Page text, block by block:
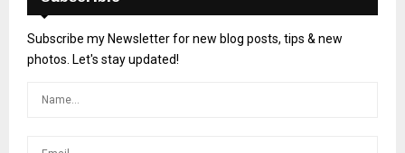
Subscribe my Newsletter for new blog posts, tips & new
photos. Let's stay updated!